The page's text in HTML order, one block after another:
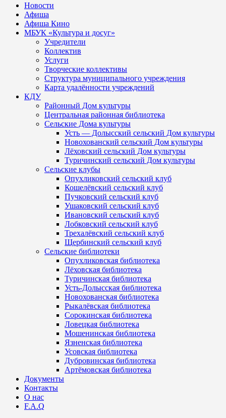
Новости
Афиша
Афиша Кино
МБУК «Культура и досуг»
Учредители
Коллектив
Услуги
Творческие коллективы
Структура муниципального учреждения
Карта удалённости учреждений
КДУ
Районный Дом культуры
Центральная районная библиотека
Сельские Дома культуры
Усть — Долысский сельский Дом культуры
Новохованский сельский Дом культуры
Лёховский сельский Дом культуры
Туричинский сельский Дом культуры
Сельские клубы
Опухликовский сельский клуб
Кошелёвский сельский клуб
Пучковский сельский клуб
Ушаковский сельский клуб
Ивановский сельский клуб
Лобковский сельский клуб
Трехалёвский сельский клуб
Щербинский сельский клуб
Сельские библиотеки
Опухликовская библиотека
Лёховская библиотека
Туричинская библиотека
Усть-Долысская библиотека
Новохованская библиотека
Рыкалёвская библиотека
Сорокинская библиотека
Ловецкая библиотека
Мошенинская библиотека
Язненская библиотека
Усовская библиотека
Дубровинская библиотека
Артёмовская библиотека
Документы
Контакты
О нас
F.A.Q